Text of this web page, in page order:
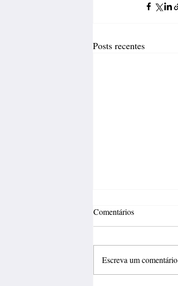
Posts recentes
Comentários
Escreva um comentário